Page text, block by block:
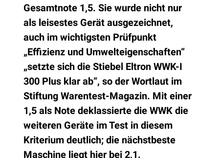
Gesamtnote 1,5. Sie wurde nicht nur
als leisestes Gerät ausgezeichnet,
auch im wichtigsten Prüfpunkt
„Effizienz und Umwelteigenschaften“
„setzte sich die Stiebel Eltron WWK-I
300 Plus klar ab“, so der Wortlaut im
Stiftung Warentest-Magazin. Mit einer
1,5 als Note deklassierte die WWK die
weiteren Geräte im Test in diesem
Kriterium deutlich; die nächstbeste
Maschine liegt hier bei 2,1.